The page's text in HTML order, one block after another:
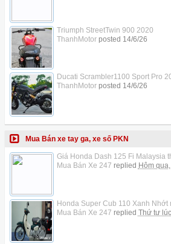
Triumph StreetTwin 900 2020
ThanhMotorposted 14/6/26
Ducati Scrambler1100 Sport Pro
ThanhMotorposted 14/6/26
Mua Bán xe tay ga, xe số PKN
Giá Honda Dash 125 Fi Malaysia
Mua Bán Xe 247 replied Hôm
Honda Super Cub 110 Xanh Nhớt
Mua Bán Xe 247 replied Thứ tư